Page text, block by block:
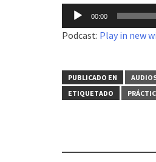
Reproductor
audio
00:00
Podcast: Play in new
PUBLICADO EN
ETIQUETADO